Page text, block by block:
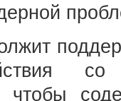
со
чтобы